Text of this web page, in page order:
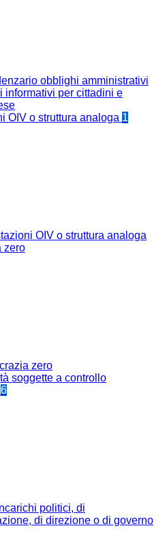
obblighi amministrativi
informativi per cittadini e
OIV o struttura analoga 1
OIV o struttura analoga
zero
zero
soggette a controllo
6
politici, di
di direzione o di governo